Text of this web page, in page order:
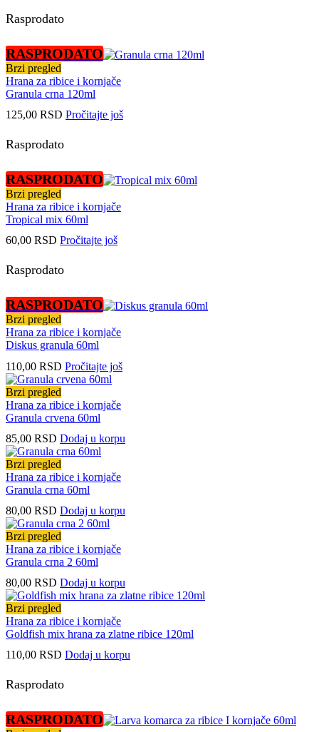
Rasprodato
RASPRODATO
Brzi pregled
Hrana za ribice i kornjače
Granula crna 120ml
125,00 RSD Pročitajte još
Rasprodato
RASPRODATO
Brzi pregled
Hrana za ribice i kornjače
Tropical mix 60ml
60,00 RSD Pročitajte još
Rasprodato
RASPRODATO
Brzi pregled
Hrana za ribice i kornjače
Diskus granula 60ml
110,00 RSD Pročitajte još
Brzi pregled
Hrana za ribice i kornjače
Granula crvena 60ml
85,00 RSD Dodaj u korpu
Brzi pregled
Hrana za ribice i kornjače
Granula crna 60ml
80,00 RSD Dodaj u korpu
Brzi pregled
Hrana za ribice i kornjače
Granula crna 2 60ml
80,00 RSD Dodaj u korpu
Brzi pregled
Hrana za ribice i kornjače
Goldfish mix hrana za zlatne ribice 120ml
110,00 RSD Dodaj u korpu
Rasprodato
RASPRODATO